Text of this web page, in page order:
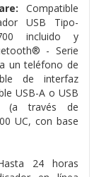
Compatible
USB Tipo-
incluido y
- Serie
un teléfono de
de interfaz
USB-A o USB
(a través de
UC, con base
24 horas